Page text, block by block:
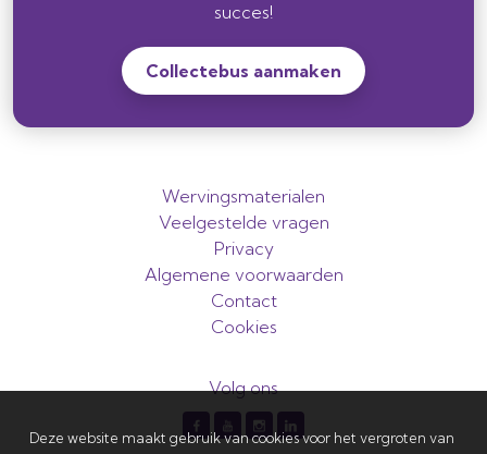
succes!
Collectebus aanmaken
Wervingsmaterialen
Veelgestelde vragen
Privacy
Algemene voorwaarden
Contact
Cookies
Volg ons
Deze website maakt gebruik van cookies voor het vergroten van